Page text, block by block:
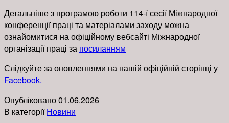
Детальніше з програмою роботи 114-ї сесії Міжнародної
конференції праці та матеріалами заходу можна
ознайомитися на офіційному вебсайті Міжнародної
організації праці за посиланням
Слідкуйте за оновленнями на нашій офіційній сторінці у
Facebook.
Опубліковано01.06.2026
В категоріїНовини